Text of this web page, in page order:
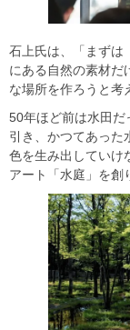
石上氏は、「まずは
にある自然の素材だ
な場所を作ろうと考
50年ほど前は水田だ
引き、かつてあった
色を生み出していけ
アート「水庭」を創